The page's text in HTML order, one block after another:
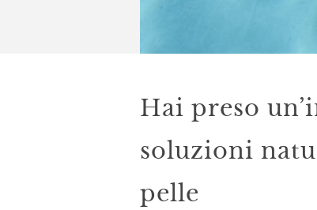
Hai preso
soluzioni
pelle